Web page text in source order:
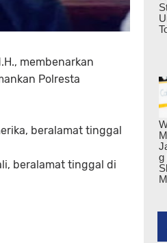
membenarkan
Polresta
beralamat tinggal
beralamat tinggal di